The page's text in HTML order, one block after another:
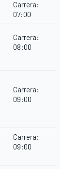
Carrera:
07:00
Carrera:
08:00
Carrera:
09:00
Carrera:
09:00